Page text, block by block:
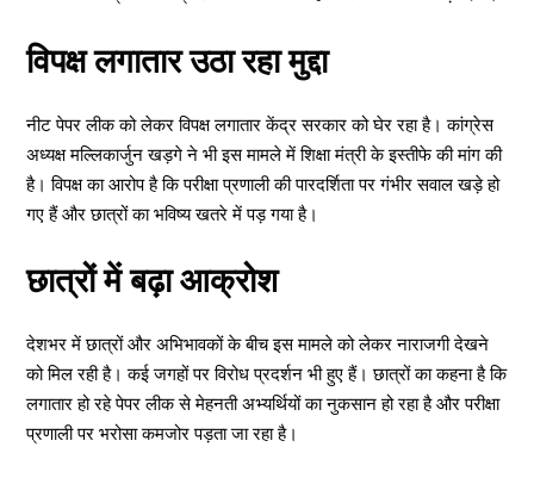
विपक्ष लगातार उठा रहा मुद्दा
नीट पेपर लीक को लेकर विपक्ष लगातार केंद्र सरकार को घेर रहा है। कांग्रेस
अध्यक्ष मल्लिकार्जुन खड़गे ने भी इस मामले में शिक्षा मंत्री के इस्तीफे की मांग की
है। विपक्ष का आरोप है कि परीक्षा प्रणाली की पारदर्शिता पर गंभीर सवाल खड़े हो
गए हैं और छात्रों का भविष्य खतरे में पड़ गया है।
छात्रों में बढ़ा आक्रोश
देशभर में छात्रों और अभिभावकों के बीच इस मामले को लेकर नाराजगी देखने
को मिल रही है। कई जगहों पर विरोध प्रदर्शन भी हुए हैं। छात्रों का कहना है कि
लगातार हो रहे पेपर लीक से मेहनती अभ्यर्थियों का नुकसान हो रहा है और परीक्षा
प्रणाली पर भरोसा कमजोर पड़ता जा रहा है।